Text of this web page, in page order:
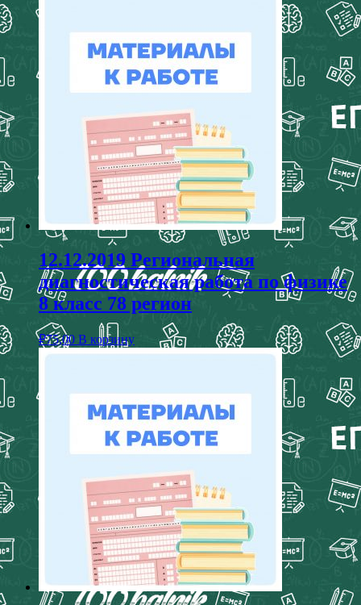
12.12.2019 Региональная
диагностическая работа по физике
8 класс 78 регион
₽75,00 В корзину